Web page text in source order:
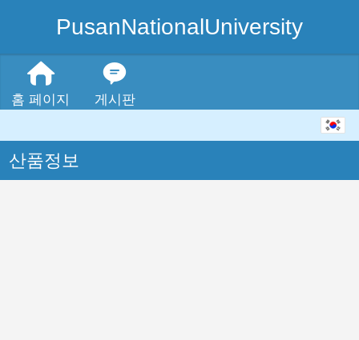
PusanNationalUniversity
홈 페이지 게시판
산품정보